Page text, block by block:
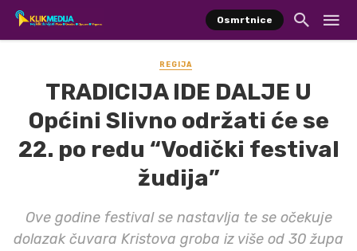
Osmrtnice
REGIJA
TRADICIJA IDE DALJE U
Općini Slivno održati će se
22. po redu “Vodički festival
žudija”
Ove godine festival se nastavlja te se očekuje
dolazak čuvara Kristova groba iz više od 30 župa